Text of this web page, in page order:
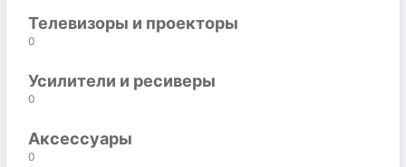
Телевизоры и проекторы
0
Усилители и ресиверы
0
Аксессуары
0